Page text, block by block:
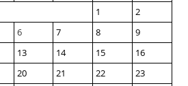
1
2
6 7 8
9
13 14 15
16
20 21 22
23